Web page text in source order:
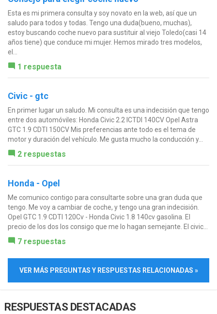
Esta es mi primera consulta y soy novato en la web, así que un
saludo para todos y todas. Tengo una duda(bueno, muchas),
estoy buscando coche nuevo para sustituir al viejo Toledo(casi 14
años tiene) que conduce mi mujer. Hemos mirado tres modelos,
el...
1 respuesta
Civic - gtc
En primer lugar un saludo. Mi consulta es una indecisión que tengo
entre dos automóviles: Honda Civic 2.2 ICTDI 140CV Opel Astra
GTC 1.9 CDTI 150CV Mis preferencias ante todo es el tema de
motor y duración del vehículo. Me gusta mucho la conducción y...
2 respuestas
Honda - Opel
Me comunico contigo para consultarte sobre una gran duda que
tengo. Me voy a cambiar de coche, y tengo una gran indecisión.
Opel GTC 1.9 CDTI 120Cv - Honda Civic 1.8 140cv gasolina. El
precio de los dos los consigo que me lo hagan semejante. El civic...
7 respuestas
VER MÁS PREGUNTAS Y RESPUESTAS RELACIONADAS »
RESPUESTAS DESTACADAS